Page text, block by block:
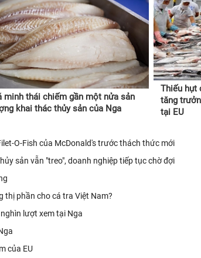
minh thái chiếm gần một nửa sản
khai thác thủy sản của Nga
Thiếu hụt
tăng
tại EU
O-Fish của McDonald's trước thách thức mới
sản vẫn "treo", doanh nghiệp tiếp tục chờ đợi
thị phần cho cá tra Việt Nam?
lượt xem tại Nga
của EU